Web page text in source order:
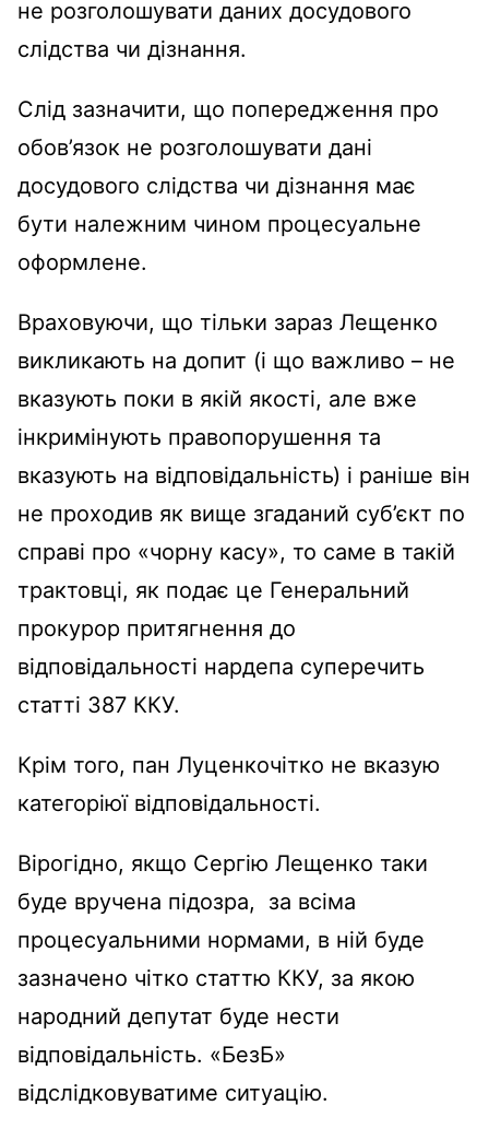
не розголошувати даних досудового
слідства чи дізнання.
Слід зазначити, що попередження про
обов’язок не розголошувати дані
досудового слідства чи дізнання має
бути належним чином процесуальне
оформлене.
Враховуючи, що тільки зараз Лещенко
викликають на допит (і що важливо – не
вказують поки в якій якості, але вже
інкримінують правопорушення та
вказують на відповідальність) і раніше він
не проходив як вище згаданий суб’єкт по
справі про «чорну касу», то саме в такій
трактовці, як подає це Генеральний
прокурор притягнення до
відповідальності нардепа суперечить
статті 387 ККУ.
Крім того, пан Луценкочітко не вказую
категоріюї відповідальності.
Вірогідно, якщо Сергію Лещенко таки
буде вручена підозра, за всіма
процесуальними нормами, в ній буде
зазначено чітко статтю ККУ, за якою
народний депутат буде нести
відповідальність. «БезБ»
відслідковуватиме ситуацію.